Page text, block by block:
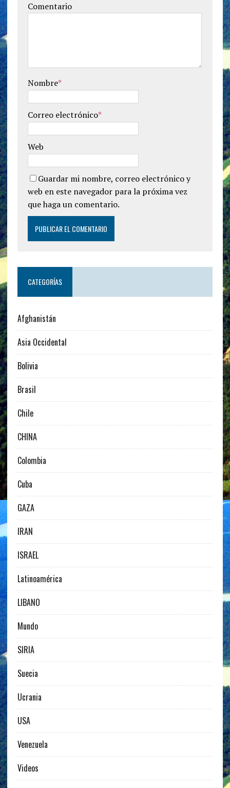
Comentario
Nombre*
Correo electrónico*
Web
Guardar mi nombre, correo electrónico y
web en este navegador para la próxima vez
que haga un comentario.
CATEGORÍAS
Afghanistán
Asia Occidental
Bolivia
Brasil
Chile
CHINA
Colombia
Cuba
GAZA
IRAN
ISRAEL
Latinoamérica
LIBANO
Mundo
SIRIA
Suecia
Ucrania
USA
Venezuela
Videos